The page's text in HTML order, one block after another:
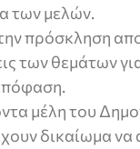
των μελών.
πρόσκληση
των θεμάτων
μέλη του
δικαίωμα να